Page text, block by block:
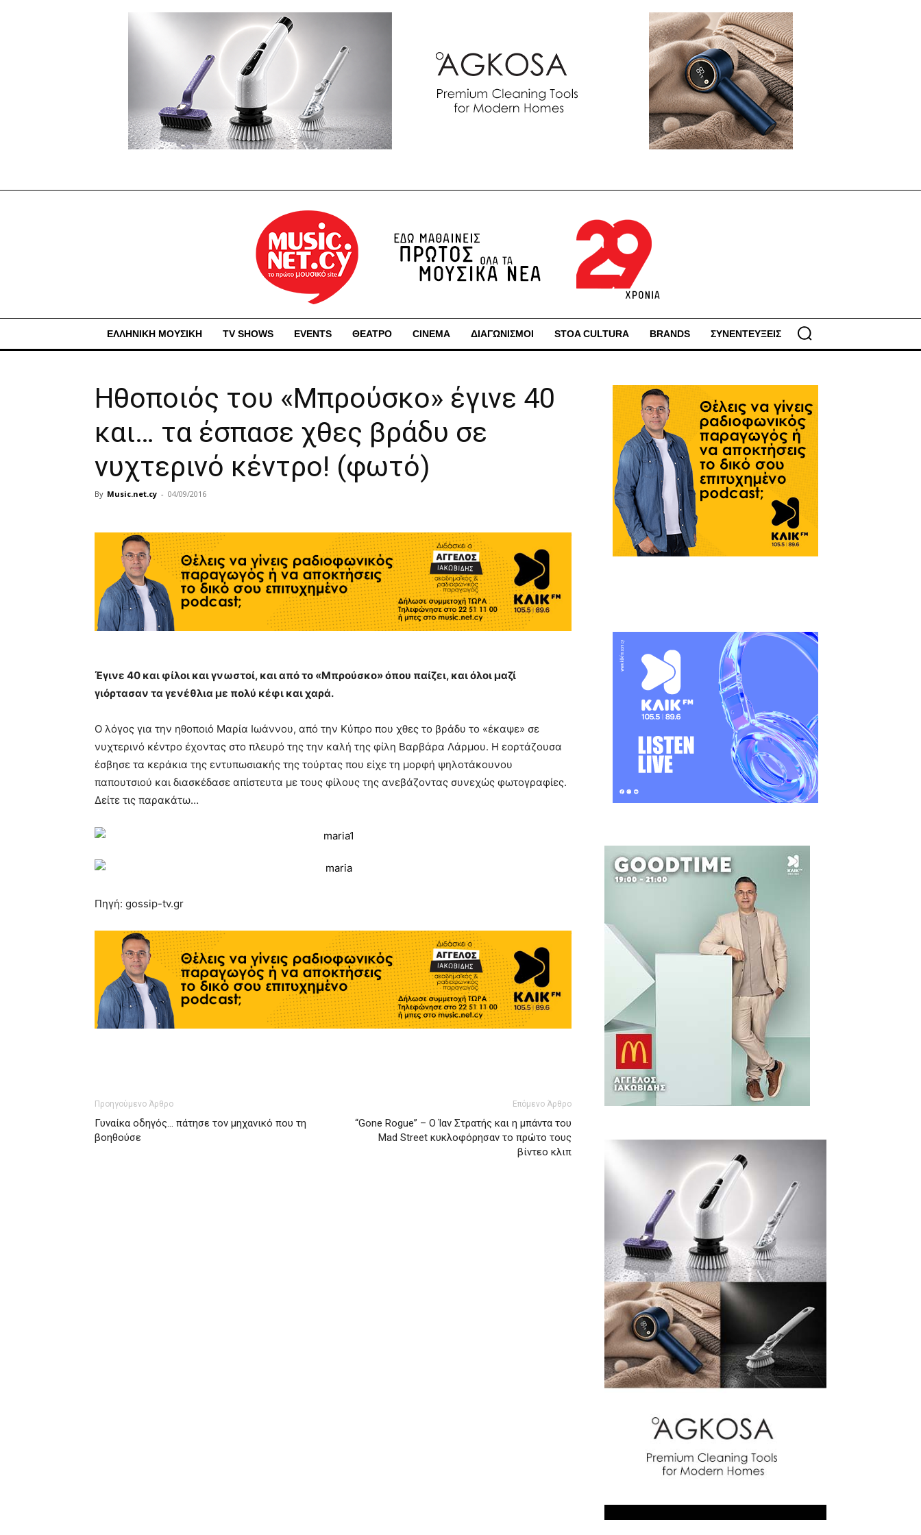
ΕΛΛΗΝΙΚΗ ΜΟΥΣΙΚΗ TV SHOWS EVENTS ΘΕΑΤΡΟ CINEMA ΔΙΑΓΩΝΙΣΜΟΙ STOA CULTURA BRANDS ΣΥΝΕΝΤΕΥΞΕΙΣ
Ηθοποιός του «Μπρούσκο» έγινε 40
και… τα έσπασε χθες βράδυ σε
νυχτερινό κέντρο! (φωτό)
By Music.net.cy - 04/09/2016
Έγινε 40 και φίλοι και γνωστοί, και από το «Μπρούσκο» όπου παίζει, και όλοι μαζί
γιόρτασαν τα γενέθλια με πολύ κέφι και χαρά.
Ο λόγος για την ηθοποιό Μαρία Ιωάννου, από την Κύπρο που χθες το βράδυ το «έκαψε» σε
νυχτερινό κέντρο έχοντας στο πλευρό της την καλή της φίλη Βαρβάρα Λάρμου. Η εορτάζουσα
έσβησε τα κεράκια της εντυπωσιακής της τούρτας που είχε τη μορφή ψηλοτάκουνου
παπουτσιού και διασκέδασε απίστευτα με τους φίλους της ανεβάζοντας συνεχώς φωτογραφίες.
Δείτε τις παρακάτω…
Πηγή: gossip-tv.gr
Προηγούμενο Άρθρο
Γυναίκα οδηγός… πάτησε τον μηχανικό που τη
βοηθούσε
Επόμενο Άρθρο
“Gone Rogue” – Ο Ίαν Στρατής και η μπάντα του
Mad Street κυκλοφόρησαν το πρώτο τους
βίντεο κλιπ